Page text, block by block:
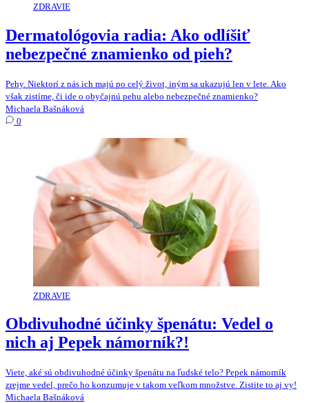
ZDRAVIE
Dermatológovia radia: Ako odlíšiť
nebezpečné znamienko od pieh?
Pehy. Niektorí z nás ich majú po celý život, iným sa ukazujú len v lete. Ako
však zistíme, či ide o obyčajnú pehu alebo nebezpečné znamienko?
Michaela Bašnáková
0
ZDRAVIE
Obdivuhodné účinky špenátu: Vedel o
nich aj Pepek námorník?!
Viete, aké sú obdivuhodné účinky špenátu na ľudské telo? Pepek námorník
zrejme vedel, prečo ho konzumuje v takom veľkom množstve. Zistite to aj vy!
Michaela Bašnáková